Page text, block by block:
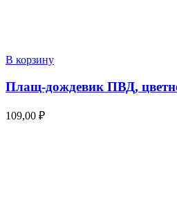
В корзину
Плащ-дождевик ПВД,
109,00 ₽